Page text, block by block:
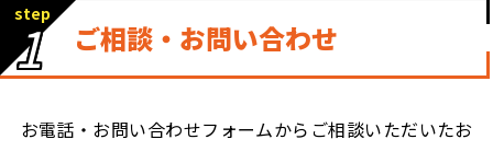
step
1 ご相談・お問い合わせ
お電話・お問い合わせフォームからご相談いただいたお